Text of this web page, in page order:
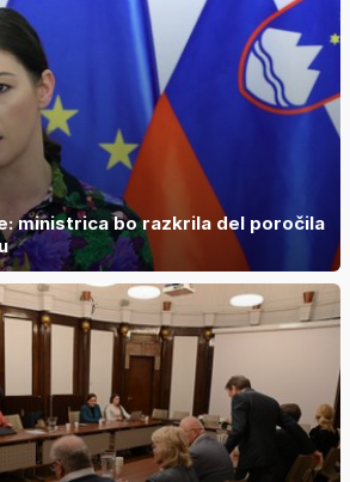
ministrica bo razkrila del poročila